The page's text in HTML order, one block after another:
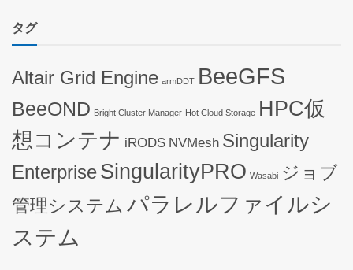
タグ
Altair Grid Engine armDDT BeeGFS
BeeOND Bright Cluster Manager Hot Cloud Storage HPC仮
想コンテナ iRODS NVMesh Singularity
EnterpriseSingularityPRO Wasabi ジョブ
管理システム パラレルファイルシ
ステム